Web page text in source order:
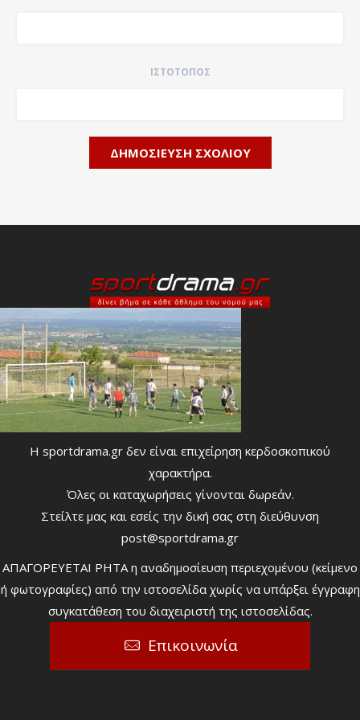
ΙΣΤΌΤΟΠΟΣ
Η sportdrama.gr δεν είναι επιχείρηση κερδοσκοπικού
χαρακτήρα.
Όλες οι καταχωρήσεις γίνονται δωρεάν.
Στείλτε μας και εσείς την δική σας στη διεύθυνση
post@sportdrama.gr
ΑΠΑΓΟΡΕΥΕΤΑΙ ΡΗΤΑ η αναδημοσίευση περιεχομένου (κείμενο
ή φωτογραφίες) από την ιστοσελίδα χωρίς να υπάρξει έγγραφη
συγκατάθεση του διαχειριστή της ιστοσελίδας.
Επικοινωνία